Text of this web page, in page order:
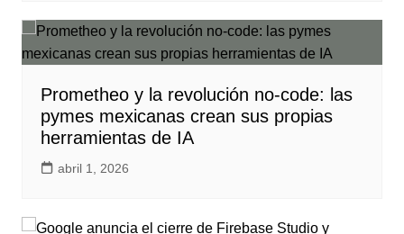
Prometheo y la revolución no-code: las
pymes mexicanas crean sus propias
herramientas de IA
abril 1, 2026